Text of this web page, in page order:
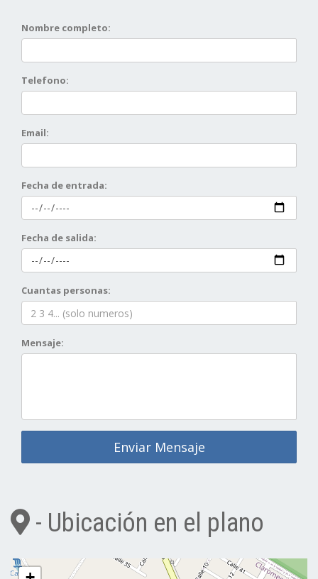
Nombre completo:
Telefono:
Email:
Fecha de entrada:
Fecha de salida:
Cuantas personas:
Mensaje:
Enviar Mensaje
- Ubicación en el plano